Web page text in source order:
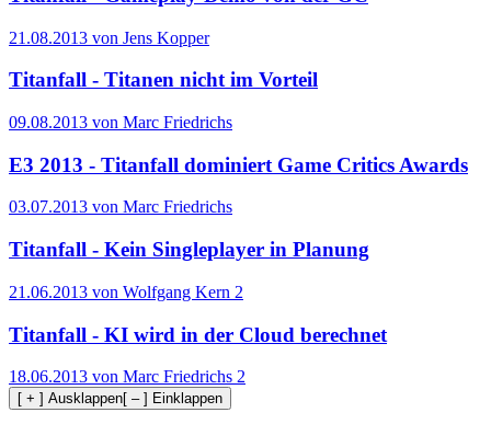
21.08.2013 von Jens Kopper
Titanfall - Titanen nicht im Vorteil
09.08.2013 von Marc Friedrichs
E3 2013 - Titanfall dominiert Game Critics Awards
03.07.2013 von Marc Friedrichs
Titanfall - Kein Singleplayer in Planung
21.06.2013 von Wolfgang Kern 2
Titanfall - KI wird in der Cloud berechnet
18.06.2013 von Marc Friedrichs 2
[ + ] Ausklappen[ – ] Einklappen